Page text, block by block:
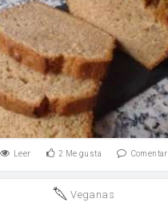
Leer 2 Me gusta Comentar
Veganas